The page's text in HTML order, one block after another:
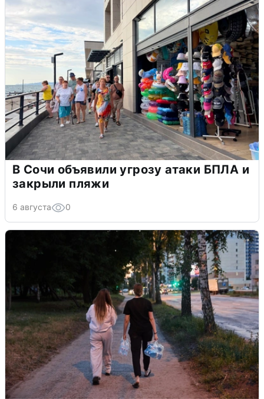
В Сочи объявили угрозу атаки БПЛА и
закрыли пляжи
6 августа 0